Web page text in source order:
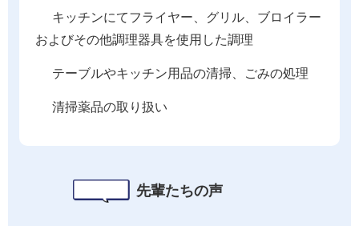
キッチンにてフライヤー、グリル、ブロイラー
およびその他調理器具を使用した調理
テーブルやキッチン用品の清掃、ごみの処理
清掃薬品の取り扱い
先輩たちの声